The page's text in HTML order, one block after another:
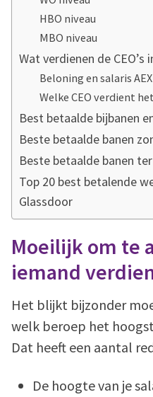
HBO niveau
MBO niveau
Wat verdienen de CEO’s
Beloning en salaris
Welke CEO verdient
Best betaalde bijbanen
Beste betaalde banen
Beste betaalde banen
Top 20 best betalende
Glassdoor
Moeilijk om te
iemand
Het blijkt bijzonder
welk beroep het
Dat heeft een aantal
De hoogte van je